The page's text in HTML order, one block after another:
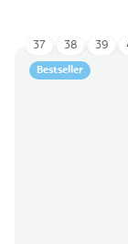
Bestseller
37 38 39